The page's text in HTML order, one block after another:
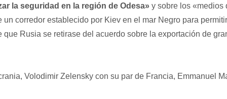
la seguridad en la región de Odesa» y sobre los «medios
un corredor establecido por Kiev en el mar Negro para
que Rusia se retirase del acuerdo sobre la exportación de
Volodimir Zelensky con su par de Francia, Emmanuel